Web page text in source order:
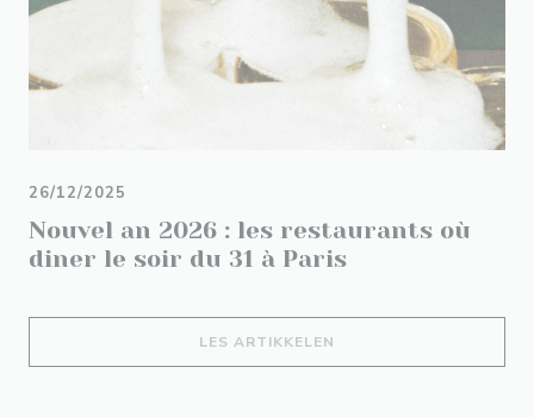
Nouvel an 2026 : les restaurants où
diner le soir du 31 à Paris
26/12/2025
LES ARTIKKELEN